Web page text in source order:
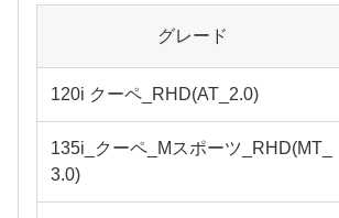
グレード
120i クーペ_RHD(AT_2.0)
135i_クーペ_Mスポーツ_RHD(MT_
3.0)